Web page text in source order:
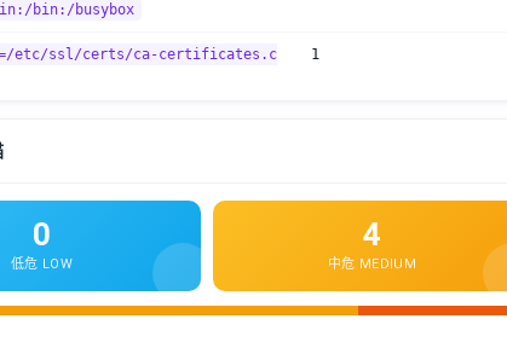
bin:/busybox
etc/ssl/certs/ca-certificates.c
1
0
低危 LOW
4
中危 MEDIUM